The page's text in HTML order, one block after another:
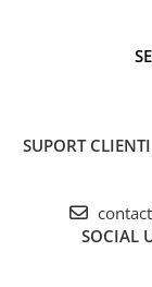
Pasionații
clar, un
calibrată
SUPORT CLIENTI
SOCIAL